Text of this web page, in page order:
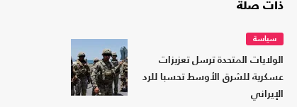
ذات صلة
سياسة
الولايات المتحدة ترسل تعزيزات
عسكرية للشرق الأوسط تحسبا للرد
الإيراني